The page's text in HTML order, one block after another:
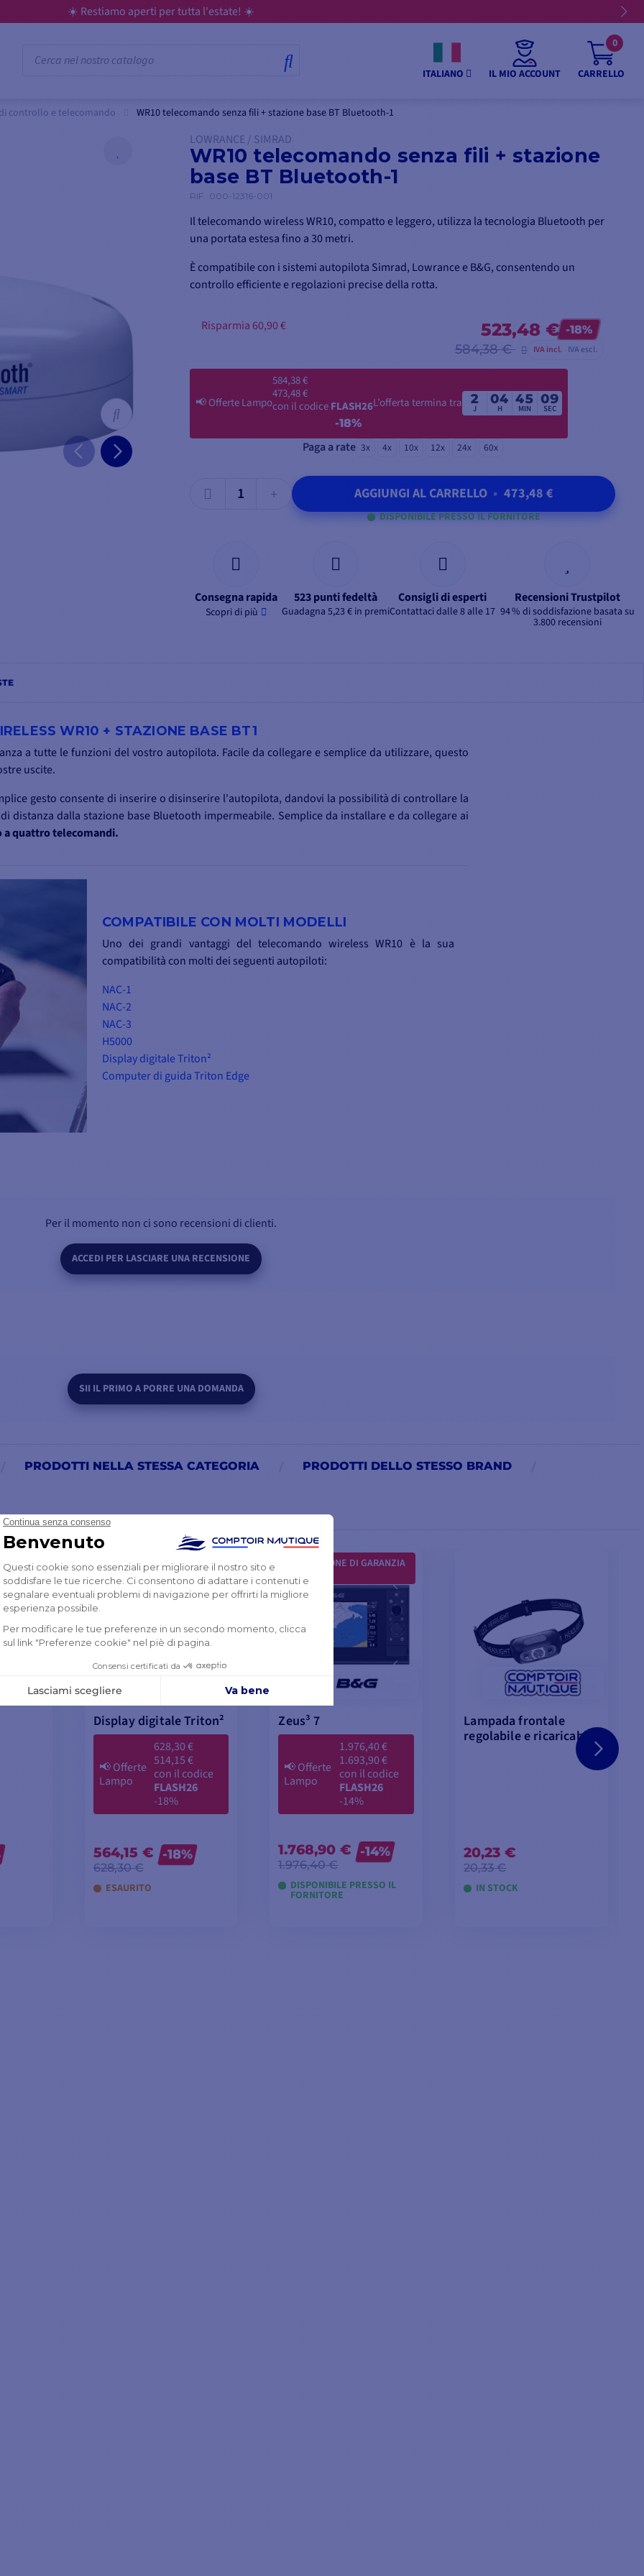
☀️ Restiamo aperti per tutta l'estate! ☀️
ITALIANO IL MIO ACCOUNT CARRELLO
0
controllo e telecomando WR10 telecomando senza fili + stazione base BT Bluetooth-1
LOWRANCE / SIMRAD
WR10 telecomando senza fili + stazione
base BT Bluetooth-1
RIF. 000-12316-001
Il telecomando wireless WR10, compatto e leggero, utilizza la tecnologia Bluetooth per
una portata estesa fino a 30 metri.
È compatibile con i sistemi autopilota Simrad, Lowrance e B&G, consentendo un
controllo efficiente e regolazioni precise della rotta.
523,48 € -18%
584,38 € IVA incl. IVA escl.
Risparmia 60,90 €
📢Offerte Lampo
584,38 €
473,48 €
con il codiceFLASH26
-18%
L’offerta termina tra 2
J
04
H
45
MIN
07
SEC
Paga a rate 3x 4x 10x 12x 24x 60x
AGGIUNGI AL CARRELLO • 473,48 €
DISPONIBILE PRESSO IL FORNITORE
Consegna rapida
Scopri di più
523 punti fedeltà
Guadagna 5,23 € in premi
Consigli di esperti
Contattaci dalle 8 alle 17
Recensioni Trustpilot
94 % di soddisfazione basata su
3.800 recensioni
WR10 + STAZIONE BASE BT1
a tutte le funzioni del vostro autopilota. Facile da collegare e semplice da utilizzare, questo
uscite.
gesto consente di inserire o disinserire l'autopilota, dandovi la possibilità di controllare la
distanza dalla stazione base Bluetooth impermeabile. Semplice da installare e da collegare ai
a quattro telecomandi.
COMPATIBILE CON MOLTI MODELLI
Uno dei grandi vantaggi del telecomando wireless WR10 è la sua
compatibilità con molti dei seguenti autopiloti:
NAC-1
NAC-2
NAC-3
H5000
Display digitale Triton²
Computer di guida Triton Edge
istintivo
senza
che i comandi
CONTENUTO DELLA CONFEZIONE :
1 - Stazione base BT-1 WR10
2 - batterie AAA
1 - Cavo micro-C 1,8 m con connettore a T
3 - Cordini + clip a moschettone
1 - Documentazione in PDF
Per il momento non ci sono recensioni di clienti.
ACCEDI PER LASCIARE UNA RECENSIONE
SII IL PRIMO A PORRE UNA DOMANDA
PRODOTTI NELLA STESSA CATEGORIA PRODOTTI DELLO STESSO BRAND
Display digitale Triton²
📢Offerte
Lampo
628,30 €
514,15 €
con il codice
FLASH26
-18%
564,15 €
628,30 €
-18%
ESAURITO
ESTENSIONE DI GARANZIA
GRATUITA
Zeus³ 7
📢Offerte
Lampo
1.976,40 €
1.693,90 €
con il codice
FLASH26
-14%
1.768,90 €
1.976,40 €
-14%
DISPONIBILE PRESSO IL
FORNITORE
Lampada frontale
regolabile e ricaricabile
20,23 €
20,33 €
IN STOCK